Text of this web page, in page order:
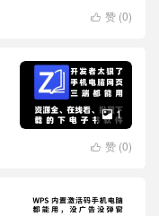
 赞 (0)
 1
 赞 (0)